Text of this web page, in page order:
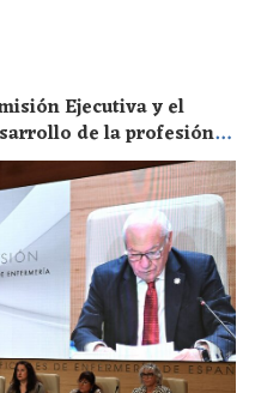
Ejecutiva y el
de la profesión